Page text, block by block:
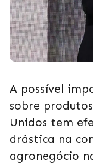
A possível
sobre
Unidos tem
drástica na
agronegócio